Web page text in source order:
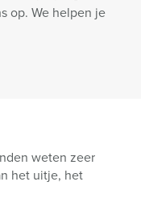
op. We helpen je
weten zeer
het uitje, het